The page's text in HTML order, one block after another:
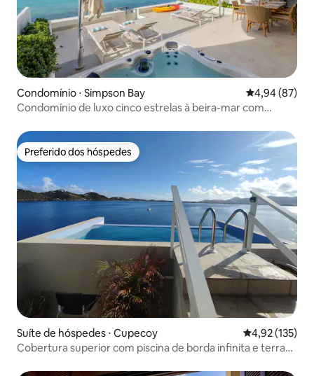
Condomínio ⋅ Simpson Bay 4,94 de uma
4,94 (87)
Condomínio de luxo cinco estrelas à beira-mar com
Preferido dos hóspedes
Preferido dos hóspedes
Suíte de hóspedes ⋅ Cupecoy 4,92 de uma
4,92 (135)
Cobertura superior com piscina de borda infinita e terraço